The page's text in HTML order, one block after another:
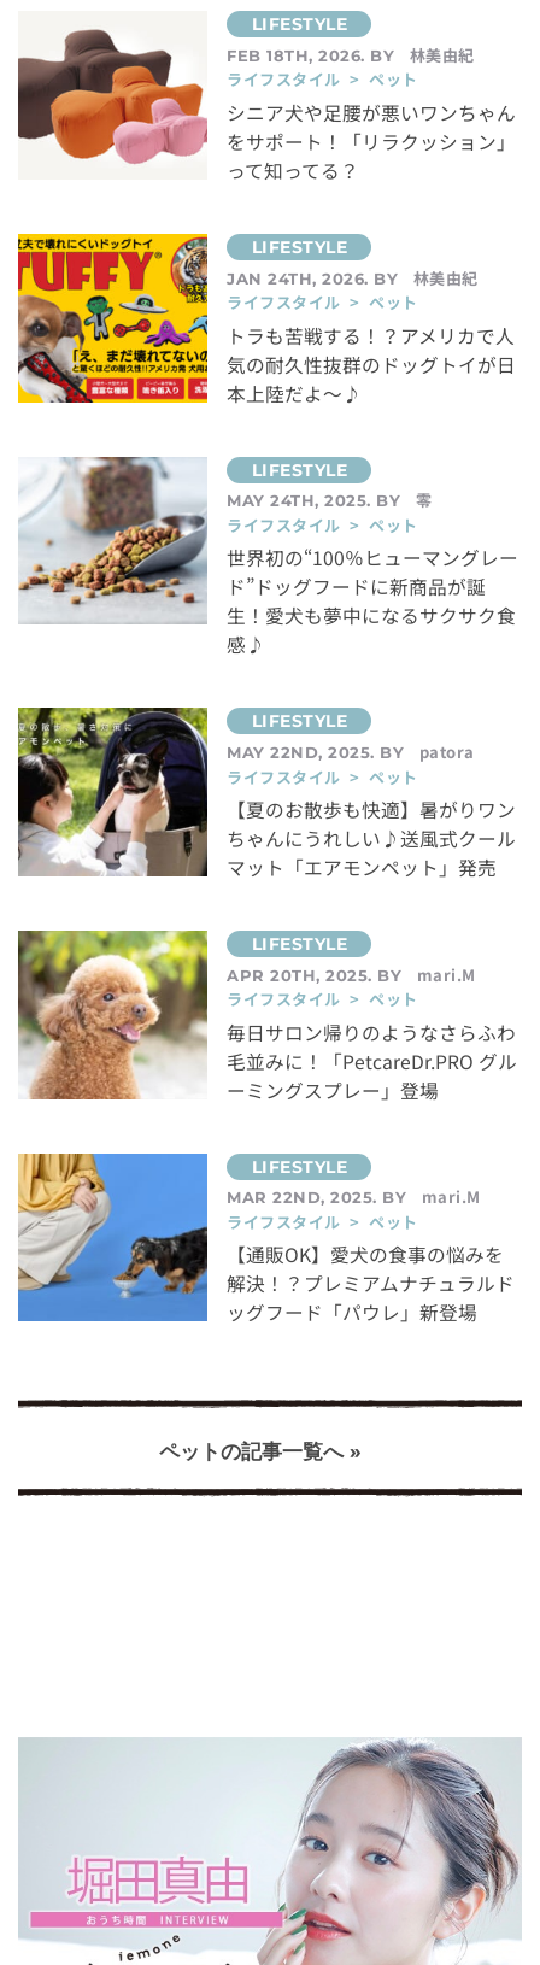
FEB 18TH, 2026. BY
林美由紀
ライフスタイル > ペット
シニア犬や足腰が悪いワンちゃん
をサポート！「リラクッション」
って知ってる？
JAN 24TH, 2026. BY
林美由紀
ライフスタイル > ペット
トラも苦戦する！？アメリカで人
気の耐久性抜群のドッグトイが日
本上陸だよ～♪
MAY 24TH, 2025. BY
零
ライフスタイル > ペット
世界初の“100％ヒューマングレー
ド”ドッグフードに新商品が誕
生！愛犬も夢中になるサクサク食
感♪
MAY 22ND, 2025. BY
patora
ライフスタイル > ペット
【夏のお散歩も快適】暑がりワン
ちゃんにうれしい♪送風式クール
マット「エアモンペット」発売
APR 20TH, 2025. BY
mari.M
ライフスタイル > ペット
毎日サロン帰りのようなさらふわ
毛並みに！「PetcareDr.PRO グル
ーミングスプレー」登場
MAR 22ND, 2025. BY
mari.M
ライフスタイル > ペット
【通販OK】愛犬の食事の悩みを
解決！？プレミアムナチュラルド
ッグフード「パウレ」新登場
ペットの記事一覧へ »